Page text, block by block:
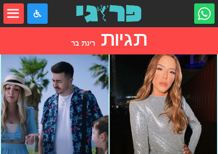
תגיותרינת בר